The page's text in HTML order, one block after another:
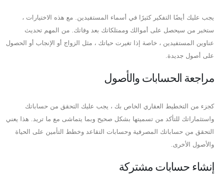
يجب عليك أيضًا التفكير كثيرًا في أسماء المستفيدين. مع هذه الاختيارات ،
ستخبر من سيحصل على أموالك وممتلكاتك بعد وفاتك. من المهم تحديث
عناوين المستفيدين ، خاصة إذا تغيرت حياتك ، مثل الزواج أو الإنجاب أو الحصول
على أصول جديدة.
مراجعة الحسابات والأصول
كجزء من التخطيط العقاري الخاص بك ، يجب عليك التحقق من حساباتك
واستثماراتك للتأكد من تسميتها بشكل صحيح وبما يتماشى مع ما تريد. هذا يعني
التحقق من حساباتك المصرفية وحسابات التقاعد وخطط التأمين على الحياة
والأصول الأخرى.
إنشاء حسابات مشتركة